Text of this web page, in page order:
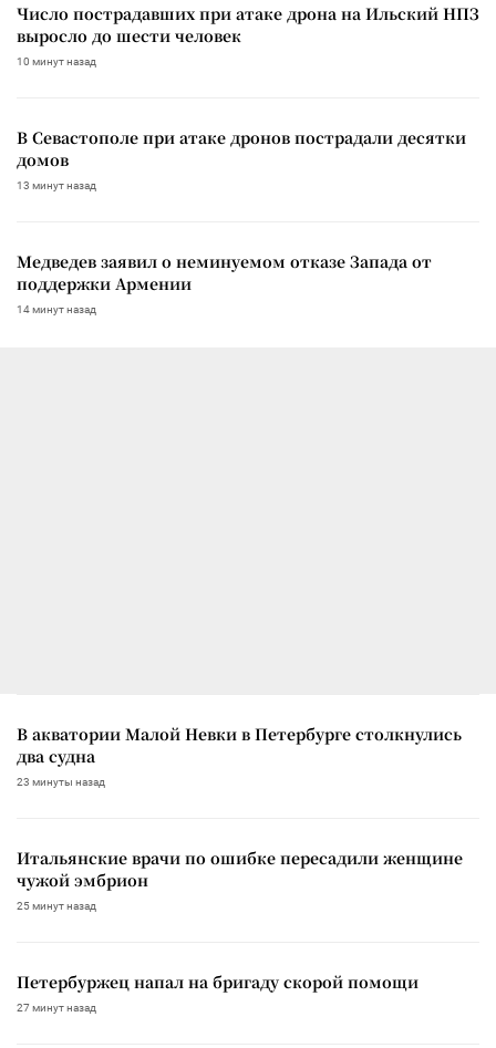
Число пострадавших при атаке дрона на Ильский НПЗ
выросло до шести человек
10 минут назад
В Севастополе при атаке дронов пострадали десятки
домов
13 минут назад
Медведев заявил о неминуемом отказе Запада от
поддержки Армении
14 минут назад
В акватории Малой Невки в Петербурге столкнулись
два судна
23 минуты назад
Итальянские врачи по ошибке пересадили женщине
чужой эмбрион
25 минут назад
Петербуржец напал на бригаду скорой помощи
27 минут назад